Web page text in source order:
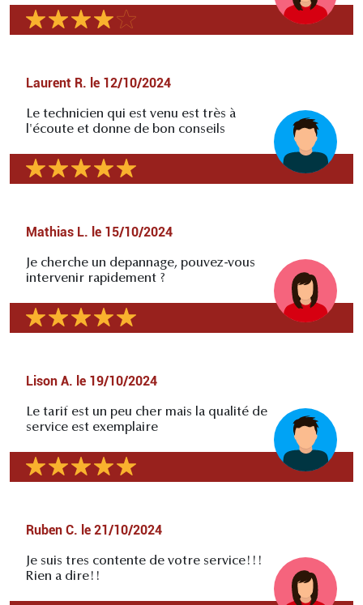
Laurent R. le 12/10/2024
Le technicien qui est venu est très à
l'écoute et donne de bon conseils
Mathias L. le 15/10/2024
Je cherche un depannage, pouvez-vous
intervenir rapidement ?
Lison A. le 19/10/2024
Le tarif est un peu cher mais la qualité de
service est exemplaire
Ruben C. le 21/10/2024
Je suis tres contente de votre service!!!
Rien a dire!!